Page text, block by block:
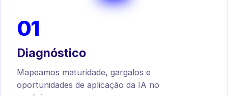
01
Diagnóstico
Mapeamos maturidade, gargalos e
oportunidades de aplicação da IA no